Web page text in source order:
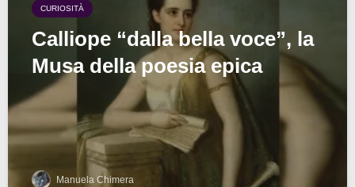
CURIOSITÀ
Calliope “dalla bella voce”, la
Musa della poesia epica
Manuela Chimera